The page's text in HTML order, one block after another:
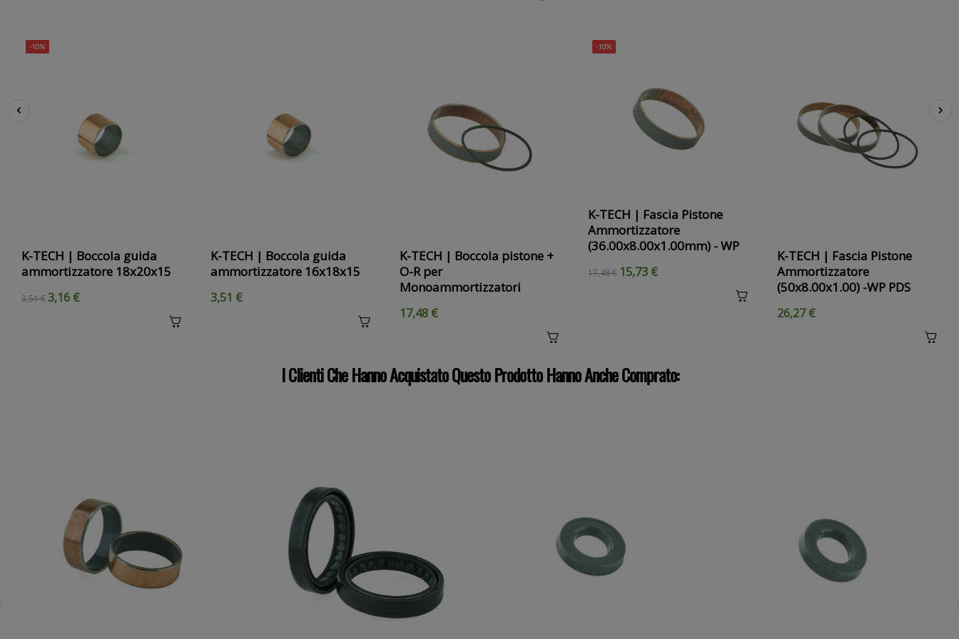
-10%
K-TECH | Boccola guida
ammortizzatore 18x20x15
3,51 €3,16 €
K-TECH | Boccola guida
ammortizzatore 16x18x15
3,51 €
K-TECH | Boccola pistone +
O-R per
Monoammortizzatori
17,48 €
-10%
K-TECH | Fascia Pistone
Ammortizzatore
(36.00x8.00x1.00mm) - WP
17,48 € 15,73 €
K-TECH | Fascia Pistone
Ammortizzatore
(50x8.00x1.00) -WP PDS
26,27 €
I Clienti Che Hanno Acquistato Questo Prodotto Hanno Anche Comprato: